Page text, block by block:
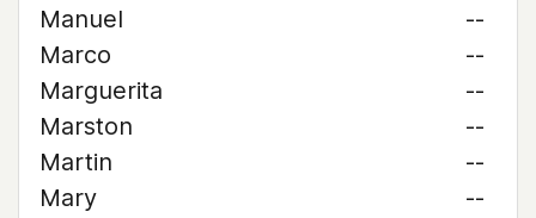
Manuel
--
Marco
--
Marguerita
--
Marston
--
Martin
--
Mary
--